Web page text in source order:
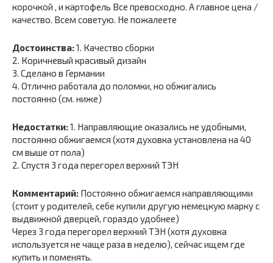
корочкой , и картофель Все превосходно. А главное цена /
качество. Всем советую. Не пожалеете
Достоинства:1. Качество сборки
2. Коричневый красивый дизайн
3. Сделано в Германии
4. Отлично работала до поломки, но обжигались
постоянно (см. ниже)
Недостатки:1. Направляющие оказались не удобными,
постоянно обжигаемся (хотя духовка установлена на 40
см выше от пола)
2. Спустя 3 года перегорел верхний ТЭН
Комментарий: Постоянно обжигаемся направляющими
(стоит у родителей, себе купили другую немецкую марку с
выдвижной дверцей, гораздо удобнее)
Через 3 года перегорел верхний ТЭН (хотя духовка
используется не чаще раза в неделю), сейчас ищем где
купить и поменять.